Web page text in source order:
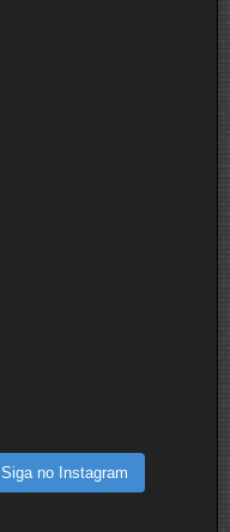
Siga no Instagram